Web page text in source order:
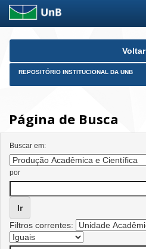
Skip
Voltar
REPOSITÓRIO INSTITUCIONAL DA UNB
Página de Busca
Buscar em:
por
Filtros correntes: